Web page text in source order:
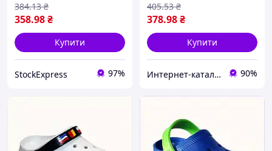
358.98₴
384.13 ₴
Купити
StockExpress 97%
378.98₴
405.53 ₴
Купити
Интернет-кат​​алог ск​​ид​​ок Zakazov 90%